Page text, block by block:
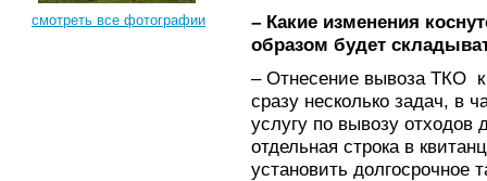
смотреть все фотографии
– Какие изменения
образом будет
– Отнесение вывоза ТКО
сразу несколько задач, в
услугу по вывозу отходов
отдельная строка в
установить долгосрочное